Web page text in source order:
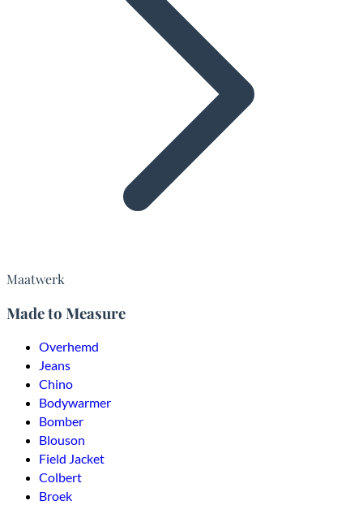
Maatwerk
Made to Measure
Overhemd
Jeans
Chino
Bodywarmer
Bomber
Blouson
Field Jacket
Colbert
Broek